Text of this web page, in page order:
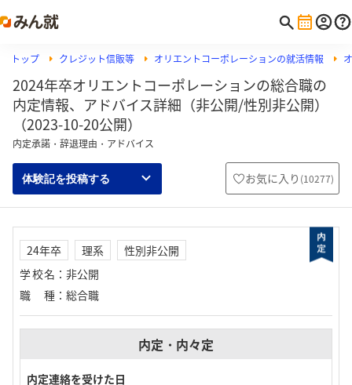
トップ クレジット信販等 オリエントコーポレーションの就活情報
2024年卒オリエントコーポレーションの総合職の
内定情報、アドバイス詳細（非公開/性別非公開）
（2023-10-20公開）
内定承諾・辞退理由・アドバイス
体験記を投稿する お気に入り (10277)
24年卒 理系
性別非公開
学校名 ： 非公開
職種 ： 総合職
内定・内々定
内定連絡を受けた日